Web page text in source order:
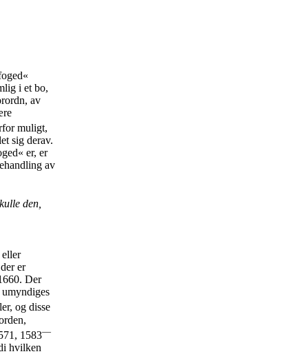
i et bo,
av
muligt,
sig derav.
er, er
av
den,
eller
er
Der
og disse
1583—
hvilken